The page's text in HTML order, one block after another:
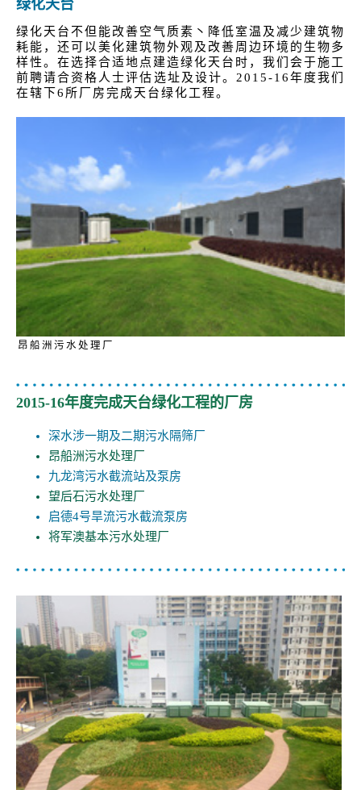
绿化天台
绿化天台不但能改善空气质素丶降低室温及减少建筑物
耗能，还可以美化建筑物外观及改善周边环境的生物多
样性。在选择合适地点建造绿化天台时，我们会于施工
前聘请合资格人士评估选址及设计。2015-16年度我们
在辖下6所厂房完成天台绿化工程。
昂船洲污水处理厂
2015-16年度完成天台绿化工程的厂房
深水涉一期及二期污水隔筛厂
昂船洲污水处理厂
九龙湾污水截流站及泵房
望后石污水处理厂
启德4号旱流污水截流泵房
将军澳基本污水处理厂